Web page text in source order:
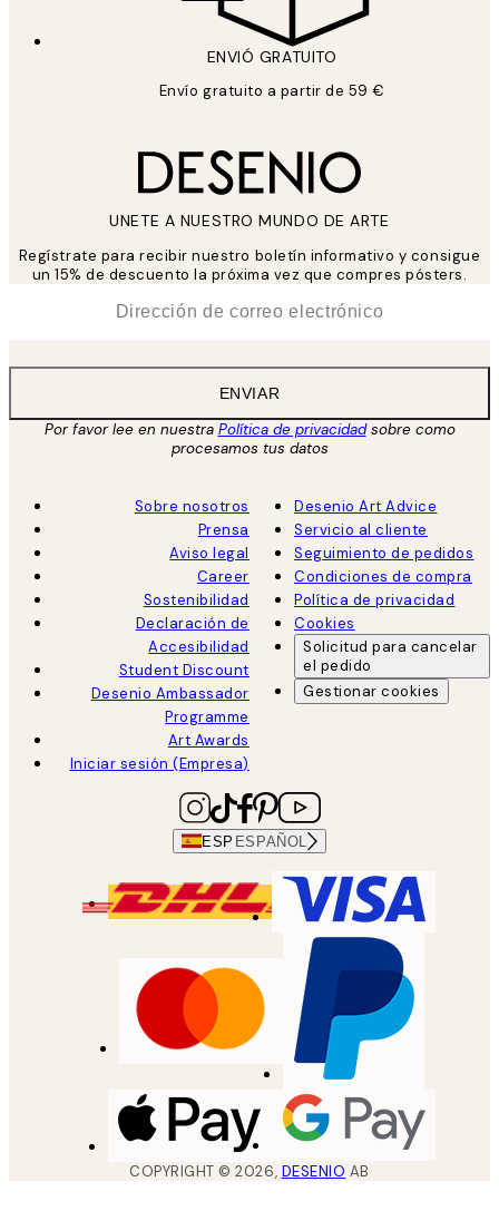
ENVIÓ GRATUITO
Envío gratuito a partir de 59 €
UNETE A NUESTRO MUNDO DE ARTE
Regístrate para recibir nuestro boletín informativo y consigue
un 15% de descuento la próxima vez que compres pósters.
ENVIAR
Por favor lee en nuestra Política de privacidadsobre como
procesamos tus datos
Sobre nosotros
Prensa
Aviso legal
Career
Sostenibilidad
Declaración de
Accesibilidad
Student Discount
Desenio Ambassador
Programme
Art Awards
Iniciar sesión (Empresa)
Desenio Art Advice
Servicio al cliente
Seguimiento de pedidos
Condiciones de compra
Política de privacidad
Cookies
Solicitud para cancelar
el pedido
Gestionar cookies
ESP ESPAÑOL
COPYRIGHT ©2026, DESENIO AB